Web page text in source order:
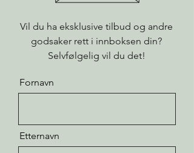
Vil du ha eksklusive tilbud og andre
godsaker rett i innboksen din?
Selvfølgelig vil du det!
Fornavn
Etternavn